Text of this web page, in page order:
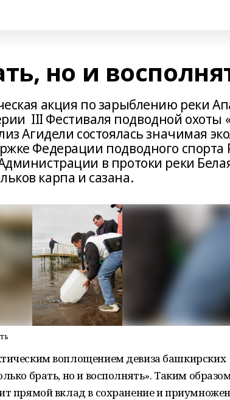
но и
акция по зарыблению реки
III Фестиваля подводной охоты
Агидели состоялась значимая
Федерации подводного спорта
в протоки реки
карпа и сазана.
воплощением девиза башкирских
брать, но и восполнять». Таким
прямой вклад в сохранение и